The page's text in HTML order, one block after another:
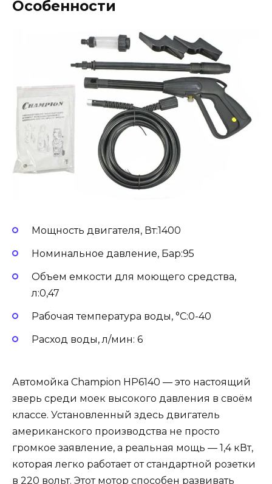
Особенности
Мощность двигателя, Вт:1400
Номинальное давление, Бар:95
Объем емкости для моющего средства,
л:0,47
Рабочая температура воды, °С:0-40
Расход воды, л/мин: 6
Автомойка Champion HP6140 — это настоящий
зверь среди моек высокого давления в своём
классе. Установленный здесь двигатель
американского производства не просто
громкое заявление, а реальная мощь — 1,4 кВт,
которая легко работает от стандартной розетки
в 220 вольт. Этот мотор способен развивать